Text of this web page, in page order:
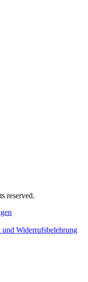
reserved.
Widerrufsbelehrung